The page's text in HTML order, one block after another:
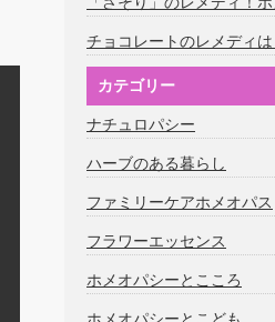
チョコレートのレメディは
カテゴリー
ナチュロパシー
ハーブのある暮らし
ファミリーケアホメオパス
フラワーエッセンス
ホメオパシーとこころ